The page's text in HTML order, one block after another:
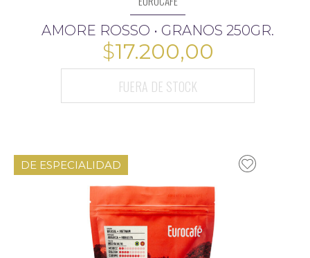
AMORE ROSSO • GRANOS 250GR.
$17.200,00
FUERA DE STOCK
DE ESPECIALIDAD